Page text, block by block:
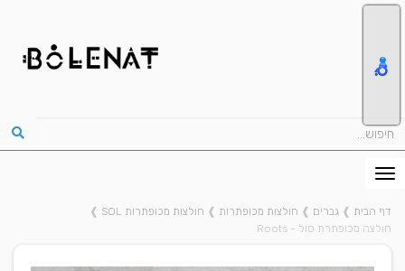
דף הבית ❱ גברים ❱ חולצות מכופתרות ❱ חולצות מכופתרות SOL
❱
חולצה מכופתרת סול - Roots